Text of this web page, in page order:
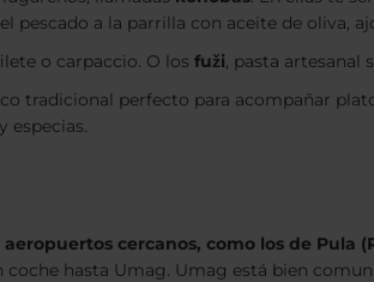
pescado a la parrilla con aceite de oliva,
o carpaccio. O los fuži, pasta artesanal
tradicional perfecto para acompañar
especias.
aeropuertos cercanos, como los de Pula
hasta Umag. Umag está bien